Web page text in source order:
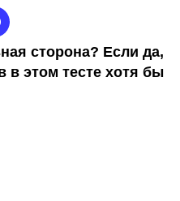
сторона? Если да,
в этом тесте хотя бы